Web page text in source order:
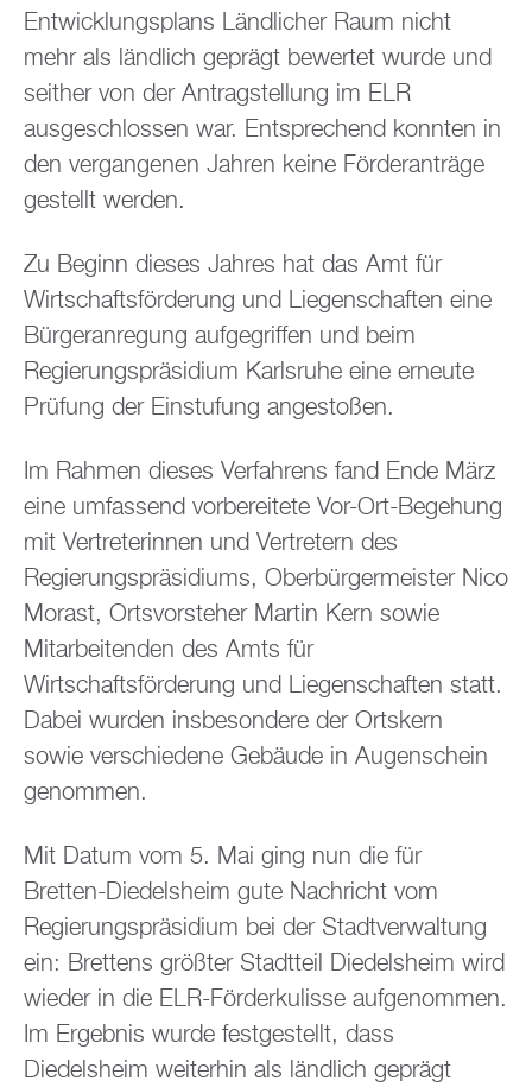
Entwicklungsplans Ländlicher Raum nicht
mehr als ländlich geprägt bewertet wurde und
seither von der Antragstellung im ELR
ausgeschlossen war. Entsprechend konnten in
den vergangenen Jahren keine Förderanträge
gestellt werden.
Zu Beginn dieses Jahres hat das Amt für
Wirtschaftsförderung und Liegenschaften eine
Bürgeranregung aufgegriffen und beim
Regierungspräsidium Karlsruhe eine erneute
Prüfung der Einstufung angestoßen.
Im Rahmen dieses Verfahrens fand Ende März
eine umfassend vorbereitete Vor-Ort-Begehung
mit Vertreterinnen und Vertretern des
Regierungspräsidiums, Oberbürgermeister Nico
Morast, Ortsvorsteher Martin Kern sowie
Mitarbeitenden des Amts für
Wirtschaftsförderung und Liegenschaften statt.
Dabei wurden insbesondere der Ortskern
sowie verschiedene Gebäude in Augenschein
genommen.
Mit Datum vom 5. Mai ging nun die für
Bretten-Diedelsheim gute Nachricht vom
Regierungspräsidium bei der Stadtverwaltung
ein: Brettens größter Stadtteil Diedelsheim wird
wieder in die ELR-Förderkulisse aufgenommen.
Im Ergebnis wurde festgestellt, dass
Diedelsheim weiterhin als ländlich geprägt